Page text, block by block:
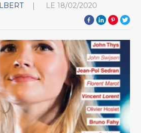
LE 18/02/2020